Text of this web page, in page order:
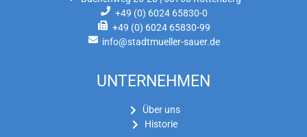
+49 (0) 6024 65830-0
+49 (0) 6024 65830-99
info@stadtmueller-sauer.de
UNTERNEHMEN
Über uns
Historie